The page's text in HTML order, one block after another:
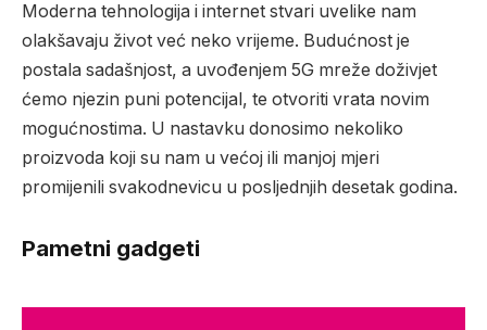
Moderna tehnologija i internet stvari uvelike nam
olakšavaju život već neko vrijeme. Budućnost je
postala sadašnjost, a uvođenjem 5G mreže doživjet
ćemo njezin puni potencijal, te otvoriti vrata novim
mogućnostima. U nastavku donosimo nekoliko
proizvoda koji su nam u većoj ili manjoj mjeri
promijenili svakodnevicu u posljednjih desetak godina.
Pametni gadgeti